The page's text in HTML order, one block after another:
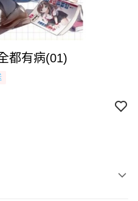
都有病(01)